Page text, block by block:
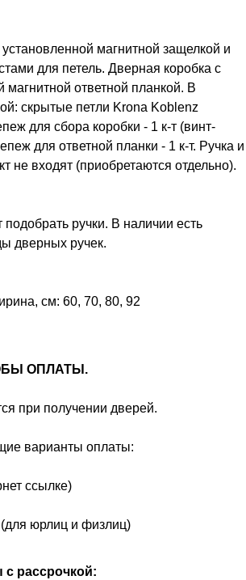
магнитной защелкой и
для петель. Дверная коробка с
магнитной ответной планкой. В
скрытые петли Krona Koblenz
для сбора коробки - 1 к-т (винт-
для ответной планки - 1 к-т. Ручка и
не входят (приобретаются отдельно).
ручки. В наличии есть
дверных ручек.
см: 60, 70, 80, 92
ОПЛАТЫ.
при получении дверей.
варианты оплаты:
ссылке)
юрлиц и физлиц)
рассрочкой: